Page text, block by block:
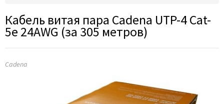
Кабель витая пара Cadena UTP-4 Cat-
5e 24AWG (за 305 метров)
Cadena